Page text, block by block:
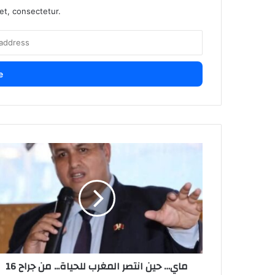
consectetur.
16 ماي… حين انتصر المغرب للحياة... من جراح